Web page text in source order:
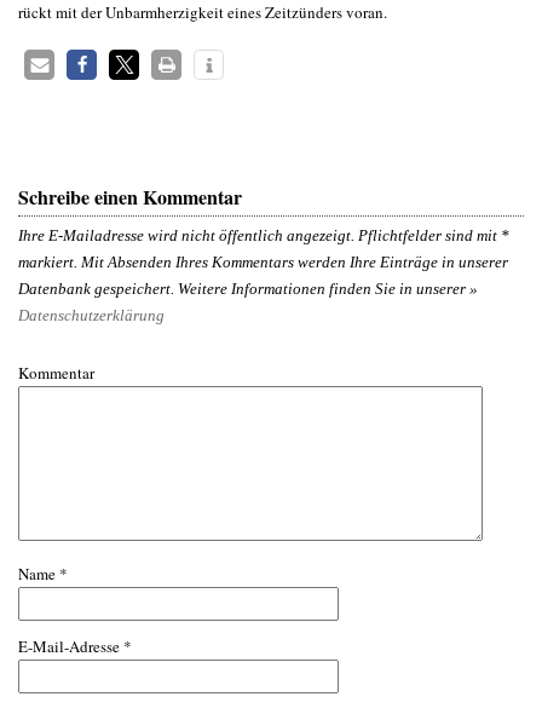
rückt mit der Unbarmherzigkeit eines Zeitzünders voran.
Schreibe einen Kommentar
Ihre E-Mailadresse wird nicht öffentlich angezeigt. Pflichtfelder sind mit *
markiert. Mit Absenden Ihres Kommentars werden Ihre Einträge in unserer
Datenbank gespeichert. Weitere Informationen finden Sie in unserer »
Datenschutzerklärung
Kommentar
Name *
E-Mail-Adresse *